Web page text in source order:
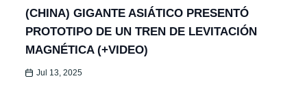
(CHINA) GIGANTE ASIÁTICO PRESENTÓ
PROTOTIPO DE UN TREN DE LEVITACIÓN
MAGNÉTICA (+VIDEO)
Jul 13, 2025